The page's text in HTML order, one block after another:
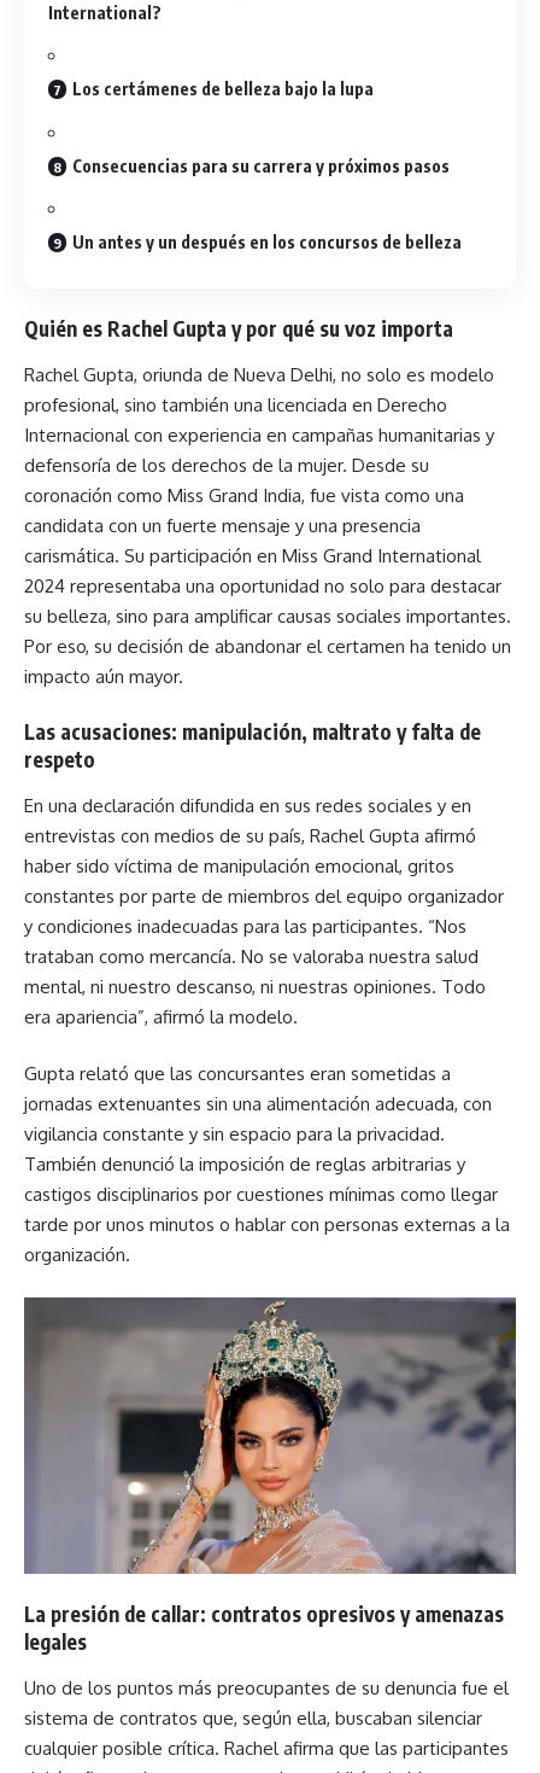
International?
Los certámenes de belleza bajo la lupa
Consecuencias para su carrera y próximos pasos
Un antes y un después en los concursos de belleza
Quién es Rachel Gupta y por qué su voz importa
Rachel Gupta, oriunda de Nueva Delhi, no solo es modelo
profesional, sino también una licenciada en Derecho
Internacional con experiencia en campañas humanitarias y
defensoría de los derechos de la mujer. Desde su
coronación como Miss Grand India, fue vista como una
candidata con un fuerte mensaje y una presencia
carismática. Su participación en Miss Grand International
2024 representaba una oportunidad no solo para destacar
su belleza, sino para amplificar causas sociales importantes.
Por eso, su decisión de abandonar el certamen ha tenido un
impacto aún mayor.
Las acusaciones: manipulación, maltrato y falta de
respeto
En una declaración difundida en sus redes sociales y en
entrevistas con medios de su país, Rachel Gupta afirmó
haber sido víctima de manipulación emocional, gritos
constantes por parte de miembros del equipo organizador
y condiciones inadecuadas para las participantes. “Nos
trataban como mercancía. No se valoraba nuestra salud
mental, ni nuestro descanso, ni nuestras opiniones. Todo
era apariencia”, afirmó la modelo.
Gupta relató que las concursantes eran sometidas a
jornadas extenuantes sin una alimentación adecuada, con
vigilancia constante y sin espacio para la privacidad.
También denunció la imposición de reglas arbitrarias y
castigos disciplinarios por cuestiones mínimas como llegar
tarde por unos minutos o hablar con personas externas a la
organización.
La presión de callar: contratos opresivos y amenazas
legales
Uno de los puntos más preocupantes de su denuncia fue el
sistema de contratos que, según ella, buscaban silenciar
cualquier posible crítica. Rachel afirma que las participantes